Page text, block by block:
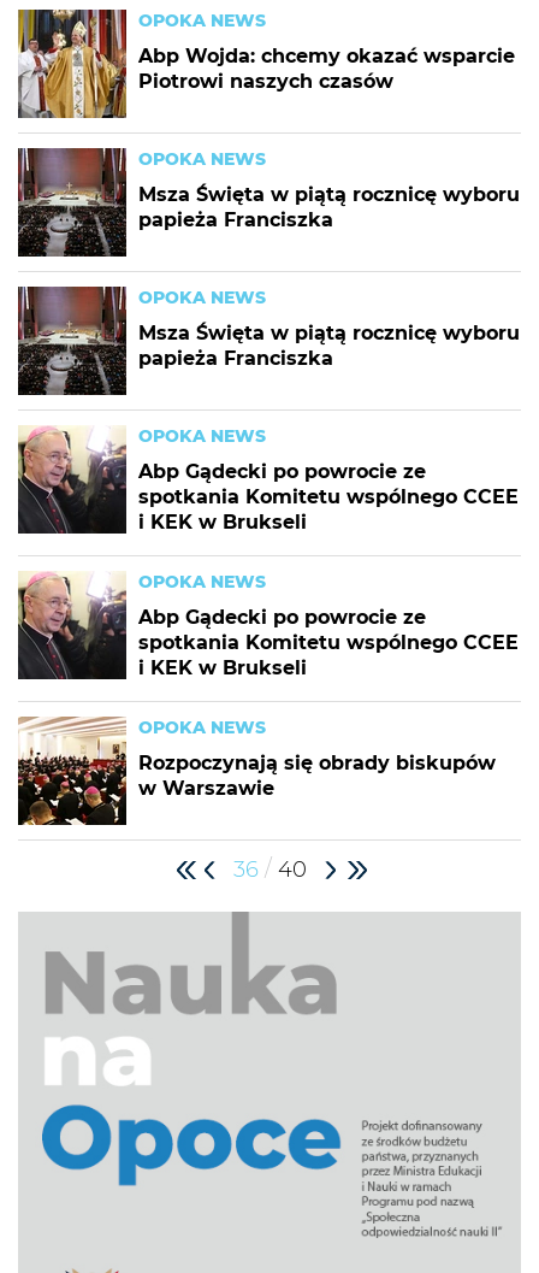
OPOKA NEWS
Abp Wojda: chcemy okazać wsparcie
Piotrowi naszych czasów
OPOKA NEWS
Msza Święta w piątą rocznicę wyboru
papieża Franciszka
OPOKA NEWS
Msza Święta w piątą rocznicę wyboru
papieża Franciszka
OPOKA NEWS
Abp Gądecki po powrocie ze
spotkania Komitetu wspólnego CCEE
i KEK w Brukseli
OPOKA NEWS
Abp Gądecki po powrocie ze
spotkania Komitetu wspólnego CCEE
i KEK w Brukseli
OPOKA NEWS
Rozpoczynają się obrady biskupów
w Warszawie
36 / 40